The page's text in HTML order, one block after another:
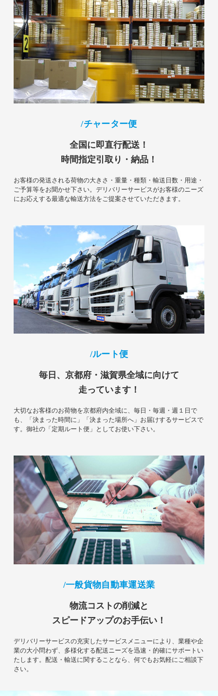
チャーター便
全国に即直行配送！
時間指定引取り・納品！
お客様の発送される荷物の大きさ・重量・種類・輸送日数・用途・
ご予算等をお聞かせ下さい。デリバリーサービスがお客様のニーズ
にお応えする最適な輸送方法をご提案させていただきます。
ルート便
毎日、京都府・滋賀県全域に向けて
走っています！
大切なお客様のお荷物を京都府内全域に、毎日・毎週・週１日で
も、「決まった時間に」「決まった場所へ」お届けするサービスで
す。御社の「定期ルート便」としてお使い下さい。
一般貨物自動車運送業
物流コストの削減と
スピードアップのお手伝い！
デリバリーサービスの充実したサービスメニューにより、業種や企
業の大小問わず、多様化する配送ニーズを迅速・的確にサポートい
たします。配送・輸送に関することなら、何でもお気軽にご相談下
さい。